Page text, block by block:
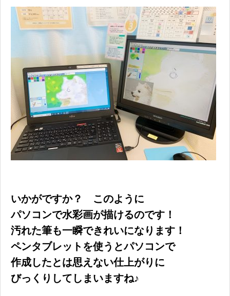
いかがですか？ このように
パソコンで水彩画が描けるのです！
汚れた筆も一瞬できれいになります！
ペンタブレットを使うとパソコンで
作成したとは思えない仕上がりに
びっくりしてしまいますね♪